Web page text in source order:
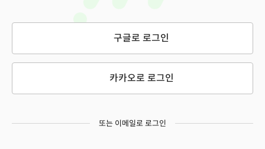
구글로 로그인
카카오로 로그인
또는 이메일로 로그인